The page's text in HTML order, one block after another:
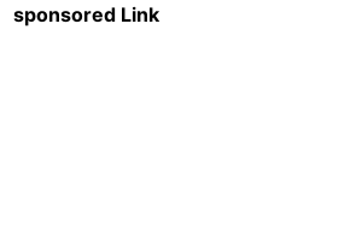
sponsored Link